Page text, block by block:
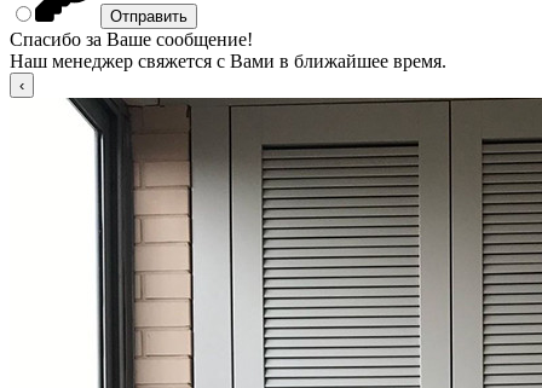
Спасибо за Ваше сообщение!
Наш менеджер свяжется с Вами в ближайшее время.